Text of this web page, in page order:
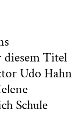
diesem Titel
Udo Hahn
Schule